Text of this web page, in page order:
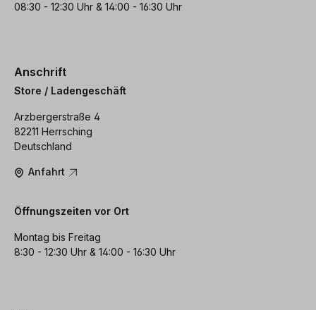
08:30 - 12:30 Uhr & 14:00 - 16:30 Uhr
Anschrift
Store / Ladengeschäft
Arzbergerstraße 4
82211 Herrsching
Deutschland
Anfahrt
Öffnungszeiten vor Ort
Montag bis Freitag
8:30 - 12:30 Uhr & 14:00 - 16:30 Uhr